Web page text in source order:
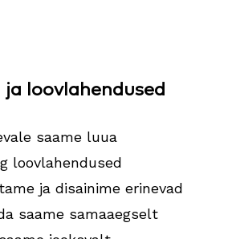
ja loovlahendused
saame luua
loovlahendused
ja disainime erinevad
saame samaaegselt